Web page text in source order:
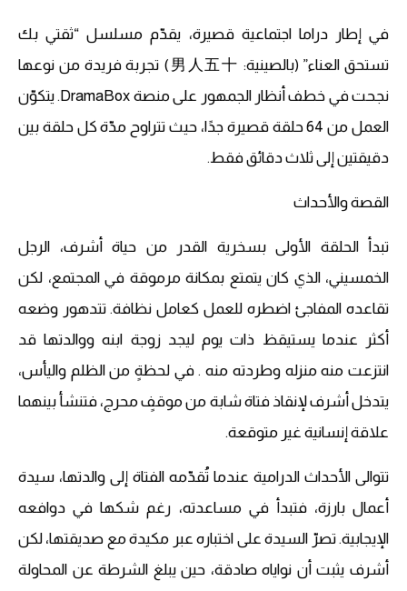
في إطار دراما اجتماعية قصيرة، يقدّم مسلسل “ثقتي بك
تستحق العناء” (بالصينية: 男人五十) تجربة فريدة من نوعها
نجحت في خطف أنظار الجمهور على منصة DramaBox. يتكوّن
العمل من 64 حلقة قصيرة جدًا، حيث تتراوح مدّة كل حلقة بين
دقيقتين إلى ثلاث دقائق فقط.
القصة والأحداث
تبدأ الحلقة الأولى بسخرية القدر من حياة أشرف، الرجل
الخمسيني، الذي كان يتمتع بمكانة مرموقة في المجتمع، لكن
تقاعده المفاجئ اضطره للعمل كعامل نظافة. تتدهور وضعه
أكثر عندما يستيقظ ذات يوم ليجد زوجة ابنه ووالدتها قد
انتزعت منه منزله وطردته منه . في لحظةٍ من الظلم واليأس،
يتدخل أشرف لإنقاذ فتاة شابة من موقفٍ محرج، فتنشأ بينهما
علاقة إنسانية غير متوقعة.
تتوالى الأحداث الدرامية عندما تُقدّمه الفتاة إلى والدتها، سيدة
أعمال بارزة، فتبدأ في مساعدته، رغم شكها في دوافعه
الإيجابية. تصرّ السيدة على اختباره عبر مكيدة مع صديقتها، لكن
أشرف يثبت أن نواياه صادقة، حين يبلغ الشرطة عن المحاولة